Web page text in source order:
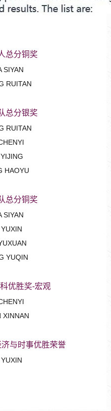
总分铜奖
SIYAN
RUITAN
总分银奖
RUITAN
HAOYU
总分铜奖
SIYAN
YUQIN
优胜奖-宏观
XINNAN
与时事优胜荣誉